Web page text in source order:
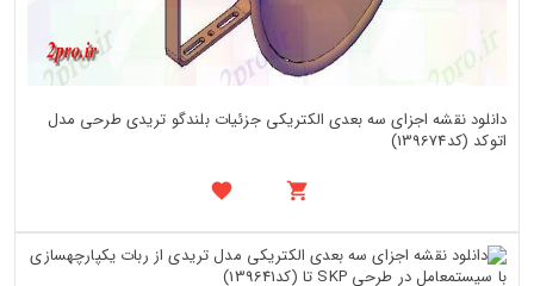
دانلود نقشه اجزای سه بعدی الکتریکی جزئیات بلندگو تریدی طرحی مدل
اتوکد (کد139674)